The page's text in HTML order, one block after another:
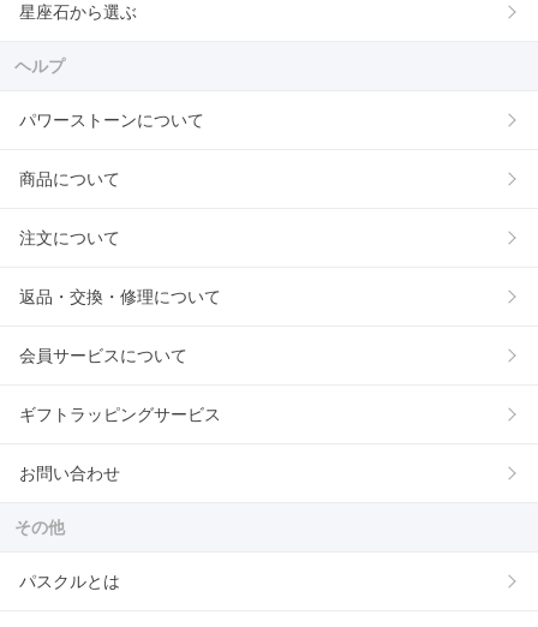
星座石から選ぶ
ヘルプ
パワーストーンについて
商品について
注文について
返品・交換・修理について
会員サービスについて
ギフトラッピングサービス
お問い合わせ
その他
パスクルとは